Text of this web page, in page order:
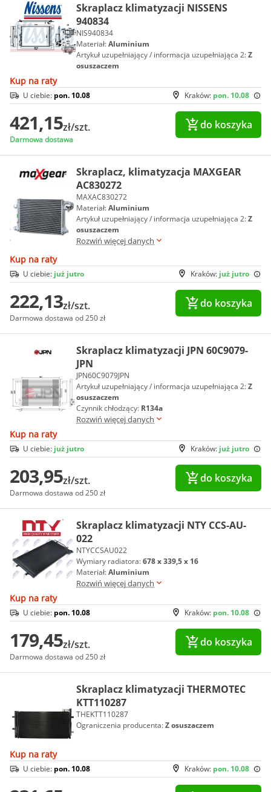
Skraplacz klimatyzacji NISSENS
940834
NIS940834
Materiał:Aluminium
Artykuł uzupełniający / informacja uzupełniająca 2:Z
osuszaczem
Kup na raty
Kraków: pon. 10.08
U ciebie: pon. 10.08
421,15zł/szt.
Darmowa dostawa
do koszyka
Skraplacz, klimatyzacja MAXGEAR
AC830272
MAXAC830272
Materiał:Aluminium
Artykuł uzupełniający / informacja uzupełniająca 2:Z
osuszaczem
Rozwiń więcej danych
Kup na raty
Kraków: już jutro
U ciebie: już jutro
222,13zł/szt.
Darmowa dostawa od 250 zł
do koszyka
Skraplacz klimatyzacji JPN 60C9079-
JPN
JPN60C9079JPN
Artykuł uzupełniający / informacja uzupełniająca 2:Z
osuszaczem
Czynnik chłodzący: R134a
Rozwiń więcej danych
Kup na raty
Kraków: już jutro
U ciebie: już jutro
203,95zł/szt.
Darmowa dostawa od 250 zł
do koszyka
Skraplacz klimatyzacji NTY CCS-AU-
022
NTYCCSAU022
Wymiary radiatora:678 x 339,5 x 16
Materiał:Aluminium
Rozwiń więcej danych
Kup na raty
Kraków: pon. 10.08
U ciebie: pon. 10.08
179,45zł/szt.
Darmowa dostawa od 250 zł
do koszyka
Skraplacz klimatyzacji THERMOTEC
KTT110287
THEKTT110287
Ograniczenia producenta:Z osuszaczem
Kup na raty
Kraków: pon. 10.08
U ciebie: pon. 10.08